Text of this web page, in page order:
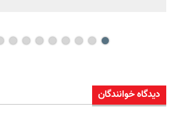
دیدگاه خوانندگان